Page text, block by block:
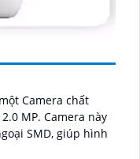
Camera chất
này
SMD, giúp hình